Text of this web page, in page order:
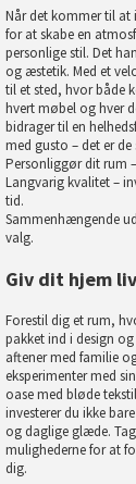
Når det kommer til at
for at skabe en
personlige stil. Det
og æstetik. Med et
til et sted, hvor både
hvert møbel og hver
bidrager til en
med gusto – det er
Personliggør dit rum
Langvarig kvalitet –
tid.
Sammenhængende
valg.
Giv dit hjem liv
Forestil dig et rum,
pakket ind i design
aftener med familie
eksperimenter med
oase med bløde
investerer du ikke
og daglige glæde.
mulighederne for at
dig.